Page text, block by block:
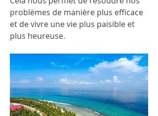
problèmes de manière plus efficace
et de vivre une vie plus paisible et
plus heureuse.